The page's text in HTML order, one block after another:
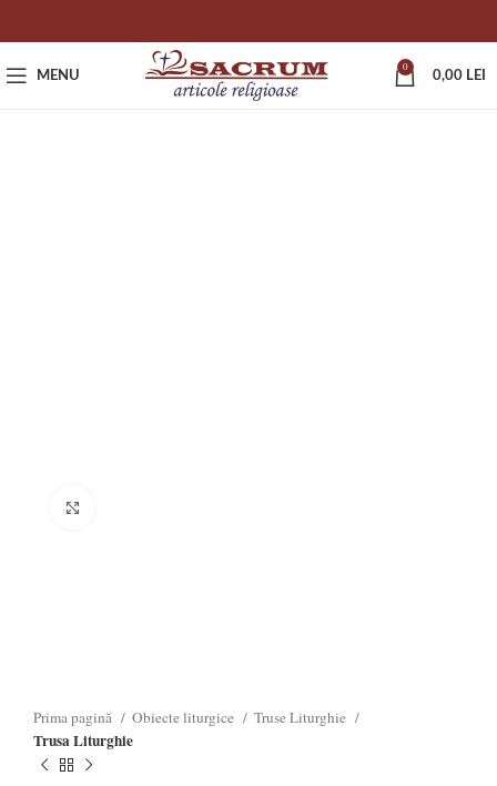
MENU
0
0,00 LEI
Prima pagină Obiecte liturgice Truse Liturghie
Trusa Liturghie